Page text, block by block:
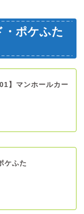
ポケふた
】マンホールカー
ケふた